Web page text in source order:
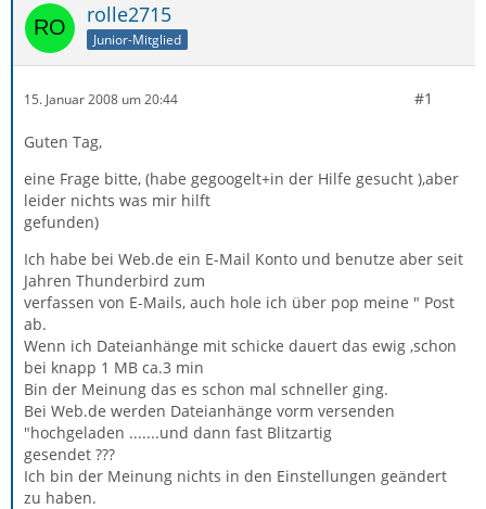
rolle2715
Junior-Mitglied
15. Januar 2008 um 20:44 #1
Guten Tag,
eine Frage bitte, (habe gegoogelt+in der Hilfe gesucht ),aber
leider nichts was mir hilft
gefunden)
Ich habe bei Web.de ein E-Mail Konto und benutze aber seit
Jahren Thunderbird zum
verfassen von E-Mails, auch hole ich über pop meine " Post
ab.
Wenn ich Dateianhänge mit schicke dauert das ewig ,schon
bei knapp 1 MB ca.3 min
Bin der Meinung das es schon mal schneller ging.
Bei Web.de werden Dateianhänge vorm versenden
"hochgeladen .......und dann fast Blitzartig
gesendet ???
Ich bin der Meinung nichts in den Einstellungen geändert
zu haben.